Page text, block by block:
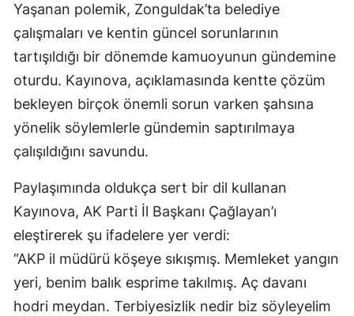
Yaşanan polemik, Zonguldak’ta belediye
çalışmaları ve kentin güncel sorunlarının
tartışıldığı bir dönemde kamuoyunun gündemine
oturdu. Kayınova, açıklamasında kentte çözüm
bekleyen birçok önemli sorun varken şahsına
yönelik söylemlerle gündemin saptırılmaya
çalışıldığını savundu.
Paylaşımında oldukça sert bir dil kullanan
Kayınova, AK Parti İl Başkanı Çağlayan’ı
eleştirerek şu ifadelere yer verdi:
“AKP il müdürü köşeye sıkışmış. Memleket yangın
yeri, benim balık esprime takılmış. Aç davanı
hodri meydan. Terbiyesizlik nedir biz söyleyelim